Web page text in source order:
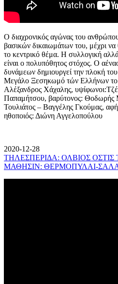
Ο διαχρονικός αγώνας του
βασικών δικαιωμάτων του, μέχρι
το κεντρικό θέμα. Η συλλογική
είναι ο πολυπόθητος στόχος. Ο
δυνάμεων δημιουργεί την πλοκή
Μεγάλο Ξεσηκωμό τών Ελλήνων το
Αλέξανδρος Χάχαλης,
Παπαμήτσου, βαρύτονος: Θοδωρής
Τουλιάτος – Βαγγέλης Γκούμας,
ηθοποιός: Διώνη Αγγελοπούλου
2020-12-28
ΤΗΛΕΣΠΕΡΙΔΑ: ΟΛΒΙΟΣ ΟΣΤΙΣ
ΜΑΘΗΣΙΝ: ΘΕΡΜΟΠΥΛΑΙ-